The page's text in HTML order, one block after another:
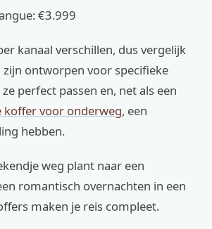
€3.999
kanaal verschillen, dus vergelijk
ontworpen voor specifieke
perfect passen en, net als een
koffer voor onderweg, een
hebben.
weg plant naar een
romantisch overnachten in een
maken je reis compleet.